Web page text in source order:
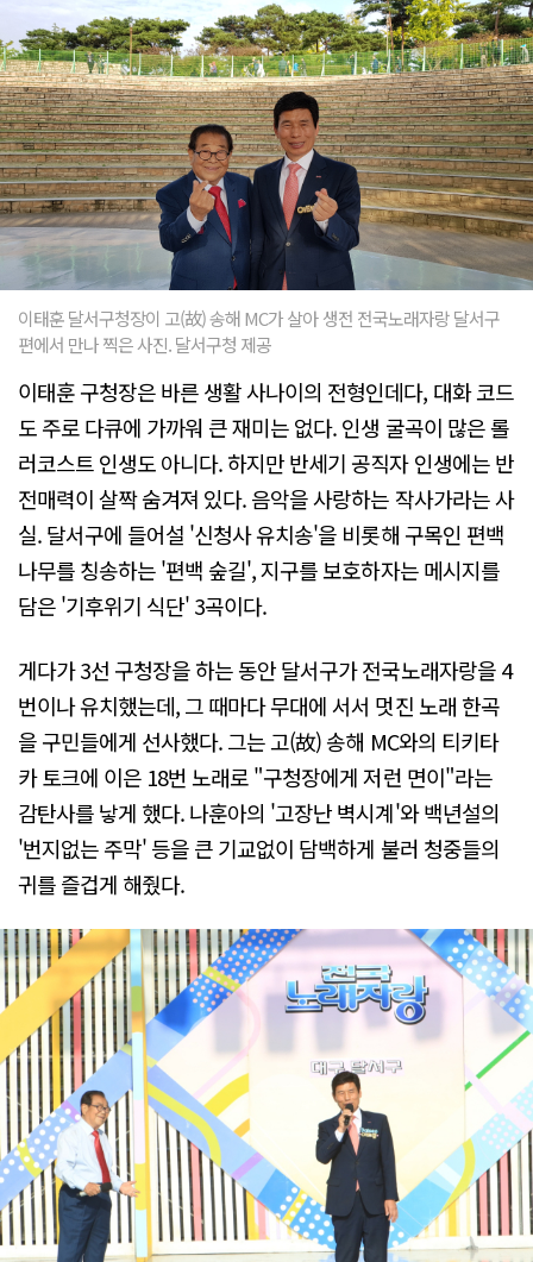
이태훈 달서구청장이 고(故) 송해 MC가 살아 생전 전국노래자랑 달서구
편에서 만나 찍은 사진. 달서구청 제공
이태훈 구청장은 바른 생활 사나이의 전형인데다, 대화 코드
도 주로 다큐에 가까워 큰 재미는 없다. 인생 굴곡이 많은 롤
러코스트 인생도 아니다. 하지만 반세기 공직자 인생에는 반
전매력이 살짝 숨겨져 있다. 음악을 사랑하는 작사가라는 사
실. 달서구에 들어설 '신청사 유치송'을 비롯해 구목인 편백
나무를 칭송하는 '편백 숲길', 지구를 보호하자는 메시지를
담은 '기후위기 식단' 3곡이다.
게다가 3선 구청장을 하는 동안 달서구가 전국노래자랑을 4
번이나 유치했는데, 그 때마다 무대에 서서 멋진 노래 한곡
을 구민들에게 선사했다. 그는 고(故) 송해 MC와의 티키타
카 토크에 이은 18번 노래로 "구청장에게 저런 면이"라는
감탄사를 낳게 했다. 나훈아의 '고장난 벽시계'와 백년설의
'번지없는 주막' 등을 큰 기교없이 담백하게 불러 청중들의
귀를 즐겁게 해줬다.